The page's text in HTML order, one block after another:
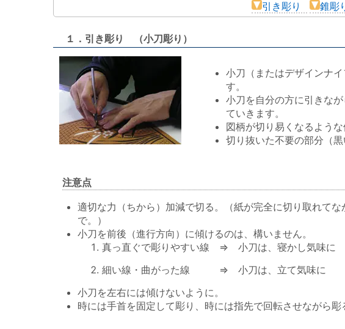
引き彫り 錐彫
１．引き彫り （小刀彫り）
小刀（またはデザインナ
す。
小刀を自分の方に引きな
ていきます。
図柄が切り易くなるよう
切り抜いた不要の部分（
注意点
適切な力（ちから）加減で切る。（紙が完全に切り取れて
で。）
小刀を前後（進行方向）に傾けるのは、構いません。
真っ直ぐで彫りやすい線 ⇒ 小刀は、寝かし気味に
細い線・曲がった線 ⇒ 小刀は、立て気味に
小刀を左右には傾けないように。
時には手首を固定して彫り、時には指先で回転させながら